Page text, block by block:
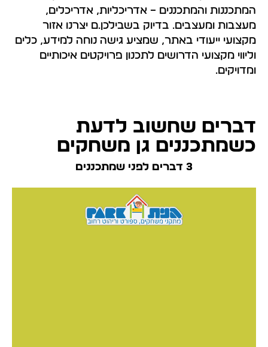
המתכננות והמתכננים – אדריכליות, אדריכלים,
מעצבות ומעצבים. בדיוק בשבילכן.ם יצרנו אזור
מקצועי ייעודי באתר, שמציע גישה נוחה למידע, כלים
וליווי מקצועי הדרושים לתכנון פרויקטים איכותיים
ומדויקים.
דברים שחשוב לדעת
כשמתכננים גן משחקים
3 דברים לפני שמתכננים